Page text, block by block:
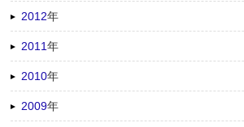
2012年
2011年
2010年
2009年